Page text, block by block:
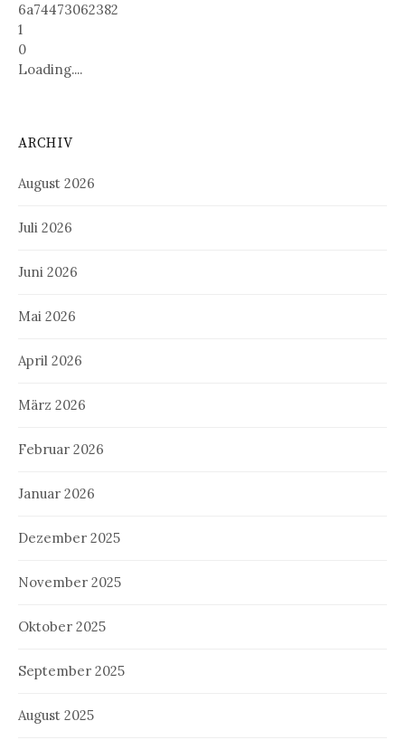
6a74473062382
1
0
Loading....
ARCHIV
August 2026
Juli 2026
Juni 2026
Mai 2026
April 2026
März 2026
Februar 2026
Januar 2026
Dezember 2025
November 2025
Oktober 2025
September 2025
August 2025